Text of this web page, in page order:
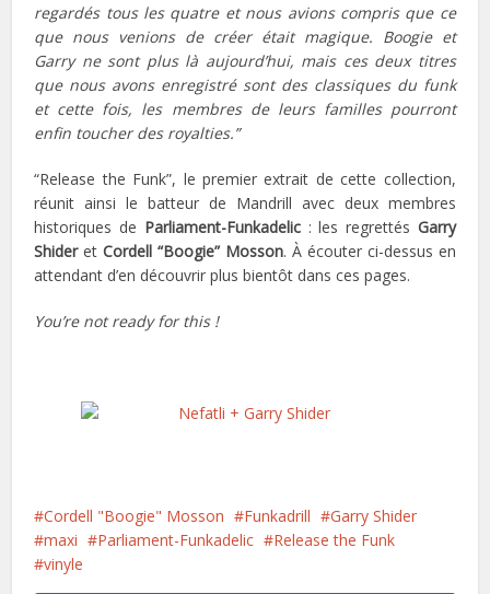
regardés tous les quatre et nous avions compris que ce
que nous venions de créer était magique. Boogie et
Garry ne sont plus là aujourd’hui, mais ces deux titres
que nous avons enregistré sont des classiques du funk
et cette fois, les membres de leurs familles pourront
enfin toucher des royalties.”
“Release the Funk”, le premier extrait de cette collection,
réunit ainsi le batteur de Mandrill avec deux membres
historiques de Parliament-Funkadelic: les regrettés Garry
ShideretCordell “Boogie” Mosson. À écouter ci-dessus en
attendant d’en découvrir plus bientôt dans ces pages.
You’re not ready for this !
Cordell "Boogie" Mosson Funkadrill
Garry Shider
maxi
Parliament-Funkadelic
Release the Funk
vinyle